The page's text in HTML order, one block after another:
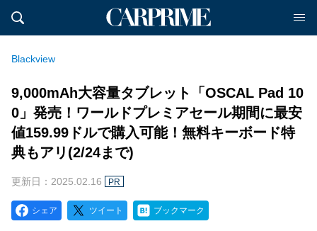
Blackview
9,000mAh大容量タブレット「OSCAL Pad 10
0」発売！ワールドプレミアセール期間に最安
値159.99ドルで購入可能！無料キーボード特
典もアリ(2/24まで)
更新日：2025.02.16 PR
シェア ツイート ブックマーク